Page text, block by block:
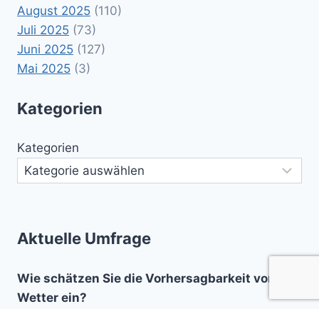
August 2025 (110)
Juli 2025 (73)
Juni 2025 (127)
Mai 2025 (3)
Kategorien
Kategorien
Aktuelle Umfrage
Wie schätzen Sie die Vorhersagbarkeit von
Wetter ein?